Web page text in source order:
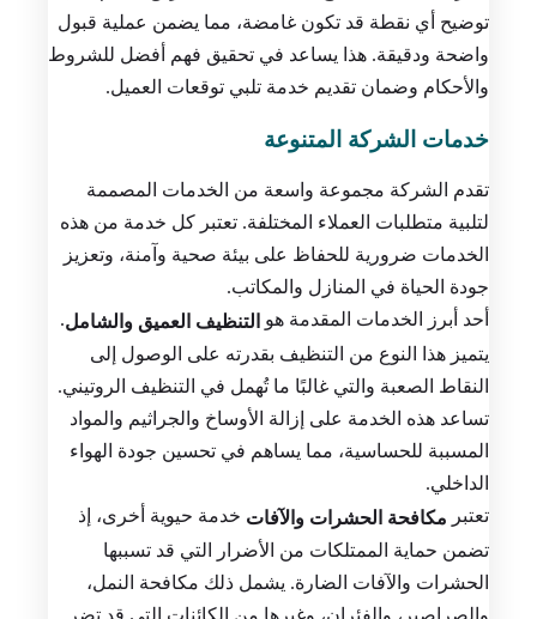
توضيح أي نقطة قد تكون غامضة، مما يضمن عملية قبول
واضحة ودقيقة. هذا يساعد في تحقيق فهم أفضل للشروط
والأحكام وضمان تقديم خدمة تلبي توقعات العميل.
خدمات الشركة المتنوعة
تقدم الشركة مجموعة واسعة من الخدمات المصممة
لتلبية متطلبات العملاء المختلفة. تعتبر كل خدمة من هذه
الخدمات ضرورية للحفاظ على بيئة صحية وآمنة، وتعزيز
جودة الحياة في المنازل والمكاتب.
أحد أبرز الخدمات المقدمة هو التنظيف العميق والشامل.
يتميز هذا النوع من التنظيف بقدرته على الوصول إلى
النقاط الصعبة والتي غالبًا ما تُهمل في التنظيف الروتيني.
تساعد هذه الخدمة على إزالة الأوساخ والجراثيم والمواد
المسببة للحساسية، مما يساهم في تحسين جودة الهواء
الداخلي.
تعتبر مكافحة الحشرات والآفات خدمة حيوية أخرى، إذ
تضمن حماية الممتلكات من الأضرار التي قد تسببها
الحشرات والآفات الضارة. يشمل ذلك مكافحة النمل،
والصراصير، والفئران، وغيرها من الكائنات التي قد تضر